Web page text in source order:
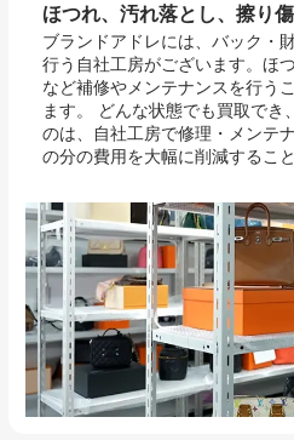
ほつれ、汚れ落とし、擦り
ブランドアドレには、バック・
行う自社工房がございます。ほ
など補修やメンテナンスを行う
ます。 どんな状態でも買取でき
のは、自社工房で修理・メンテ
の分の費用を大幅に削減するこ